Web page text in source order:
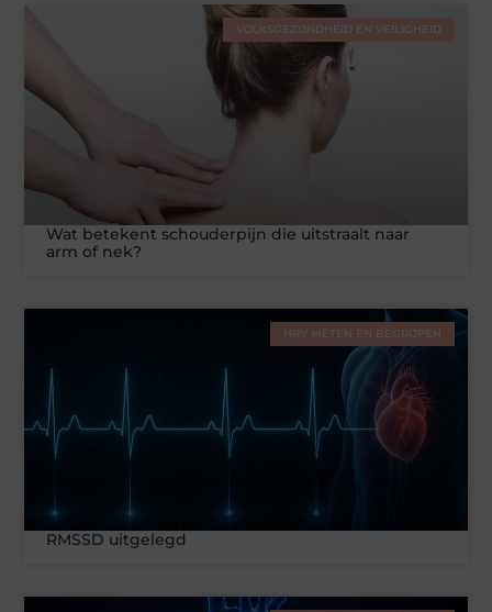
VOLKSGEZONDHEID EN VEILIGHEID
Wat betekent schouderpijn die uitstraalt naar
arm of nek?
HRV METEN EN BEGRIJPEN
RMSSD uitgelegd